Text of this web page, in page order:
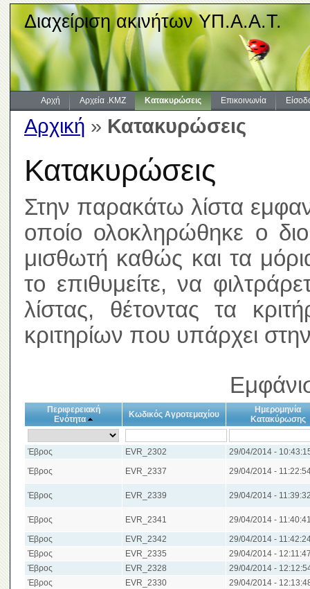
Διαχείριση ακινήτων ΥΠ.Α.Α.Τ.
Αρχή Αρχεία .KMZ Κατακυρώσεις Επικοινωνία
Αρχική » Κατακυρώσεις
Κατακυρώσεις
Στην παρακάτω λίστα
οποίο ολοκληρώθηκε ο
μισθωτή καθώς και τα
το επιθυμείτε, να
λίστας, θέτοντας τα
κριτηρίων που υπάρχει
Περιφερειακή
Ενότητα
Κωδικός Αγροτεμαχίου
Ημερομηνία
Κατακύρωσης
Έβρος EVR_2302
29/04/2014 -
Έβρος
EVR_2337 29/04/2014 -
Έβρος EVR_2339 29/04/2014 -
Έβρος EVR_2341
29/04/2014 -
Έβρος
EVR_2342
29/04/2014 -
Έβρος
EVR_2335
29/04/2014 -
Έβρος
EVR_2328
29/04/2014 -
Έβρος
EVR_2330
29/04/2014 -